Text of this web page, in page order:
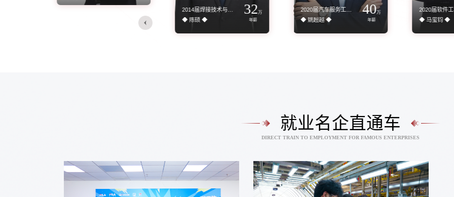
◆ 陈硕 ◆
32万
年薪
◆ 姚超越 ◆
40万
年薪
2020届软件
◆ 马玺钧 ◆
2024届英语专业
◆ 曾令琪 ◆
2025届车辆工程专业
◆ 田嘉豪 ◆
2025届电气
◆ 王璐毅 ◆
2021届机械设计制造及其自动化专业
◆ 李子健 ◆
2019届影视摄影与制作专业
◆ 金红 ◆
2023届交通
◆ 韩芸泽 ◆
就业名企直通车
DIRECT TRAIN TO EMPLOYMENT FOR FAMOUS ENTERPRISES